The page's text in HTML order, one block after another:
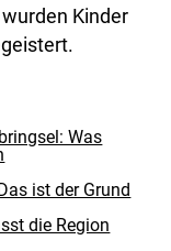
Kinder
Was
ist der Grund
die Region